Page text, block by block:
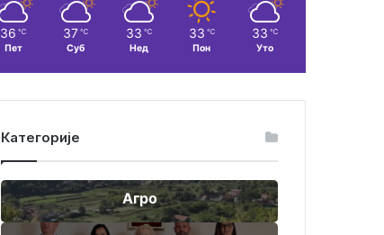
36 ℃
Пет
37 ℃
Суб
33 ℃
Нед
33 ℃
Пон
33 ℃
Уто
Категорије
Агро